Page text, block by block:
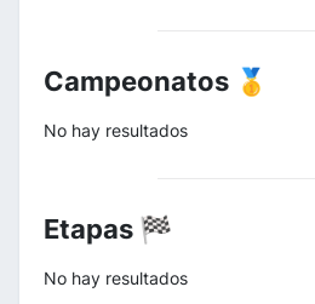
Campeonatos 🥇
No hay resultados
Etapas 🏁
No hay resultados